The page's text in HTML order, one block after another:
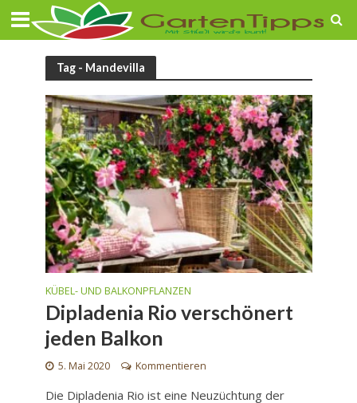
Tag - Mandevilla
KÜBEL- UND BALKONPFLANZEN
Dipladenia Rio verschönert
jeden Balkon
5. Mai 2020 Kommentieren
Die Dipladenia Rio ist eine Neuzüchtung der